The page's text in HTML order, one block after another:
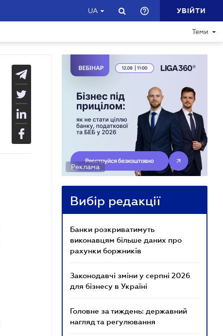
UA УВІЙТИ
Теми
Реклама
Вибір редакції
Банки розкриватимуть
виконавцям більше даних про
рахунки боржників
Законодавчі зміни у серпні 2026
для бізнесу в Україні
Головне за тиждень: державний
нагляд та регулювання